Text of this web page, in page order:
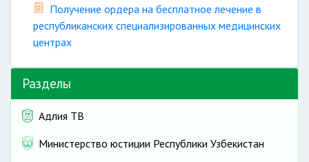
Получение ордера на бесплатное лечение в
республиканских специализированных медицинских
центрах
Разделы
Адлия ТВ
Министерство юстиции Республики Узбекистан